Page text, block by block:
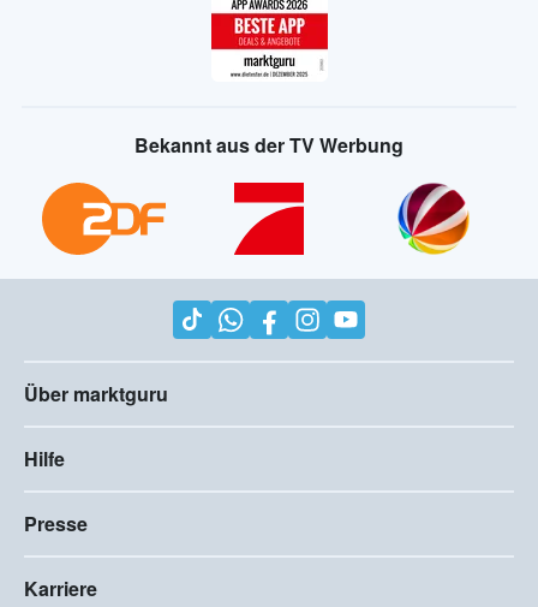
Bekannt aus der TV Werbung
Über marktguru
Hilfe
Presse
Karriere